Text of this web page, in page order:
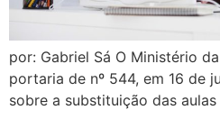
por: Gabriel Sá O Ministério
portaria de nº 544, em 16 de
sobre a substituição das